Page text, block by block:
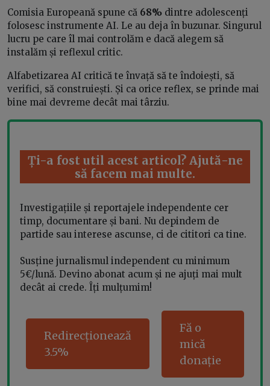
Comisia Europeană spune că 68% dintre adolescenți
folosesc instrumente AI. Le au deja în buzunar. Singurul
lucru pe care îl mai controlăm e dacă alegem să
instalăm și reflexul critic.
Alfabetizarea AI critică te învață să te îndoiești, să
verifici, să construiești. Și ca orice reflex, se prinde mai
bine mai devreme decât mai târziu.
Ți-a fost util acest articol? Ajută-ne
să facem mai multe.
Investigațiile și reportajele independente cer
timp, documentare și bani. Nu depindem de
partide sau interese ascunse, ci de cititori ca tine.
Susține jurnalismul independent cu minimum
5€/lună. Devino abonat acum și ne ajuți mai mult
decât ai crede. Îți mulțumim!
Redirecționează
3.5%
Fă o
mică
donație